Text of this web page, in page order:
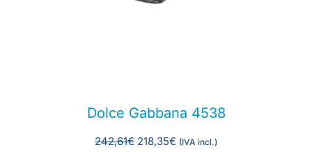
Dolce Gabbana 4538
242,61€ 218,35€ (IVA incl.)